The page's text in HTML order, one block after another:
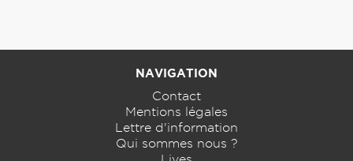
NAVIGATION
Contact
Mentions légales
Lettre d'information
Qui sommes nous ?